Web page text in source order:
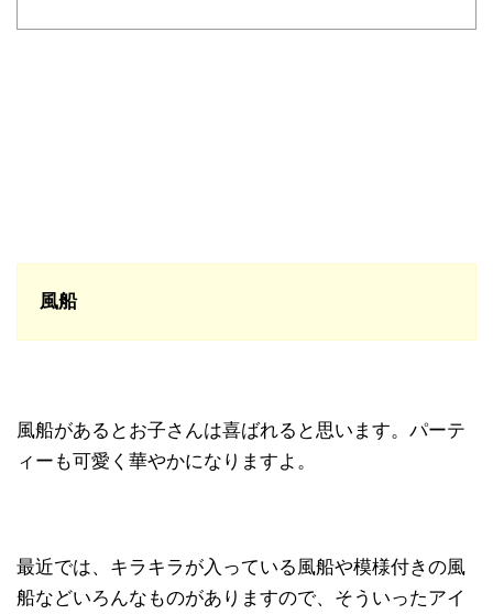
風船
風船があるとお子さんは喜ばれると思います。パーテ
ィーも可愛く華やかになりますよ。
最近では、キラキラが入っている風船や模様付きの風
船などいろんなものがありますので、そういったアイ